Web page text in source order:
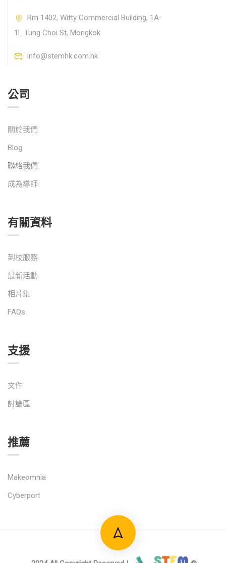
Rm 1402, Witty Commercial Building, 1A-
1L Tung Choi St, Mongkok
info@stemhk.com.hk
公司
關於我們
Blog
聯絡我們
成為導師
有關資料
到校服務
最新活動
相片集
FAQs
支援
文件
討論區
推薦
Makeomnia
Cyberport